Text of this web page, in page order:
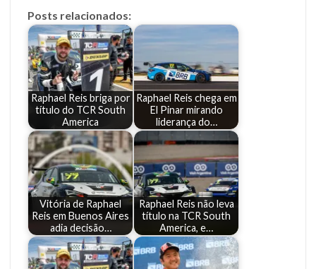
Posts relacionados:
Raphael Reis briga por
título do TCR South
America
Raphael Reis chega em
El Pinar mirando
liderança do…
Vitória de Raphael
Reis em Buenos Aires
adia decisão…
Raphael Reis não leva
título na TCR South
America, e…